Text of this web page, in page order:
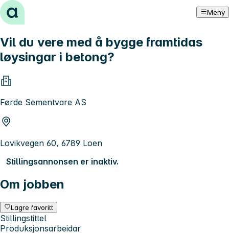
Hopp til innhold Meny
Vil du vere med å bygge framtidas
løysingar i betong?
Førde Sementvare AS
Lovikvegen 60, 6789 Loen
Stillingsannonsen er inaktiv.
Om jobben
Lagre favoritt
Stillingstittel
Produksjonsarbeidar